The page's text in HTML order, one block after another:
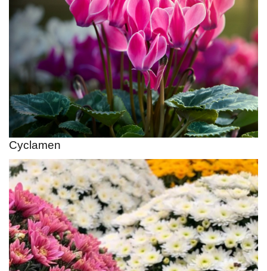
Cyclamen